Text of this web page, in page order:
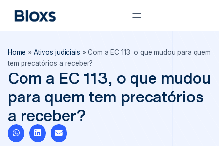
Home » Ativos judiciais » Com a EC 113, o que mudou para quem
tem precatórios a receber?
Com a EC 113, o que mudou
para quem tem precatórios
a receber?